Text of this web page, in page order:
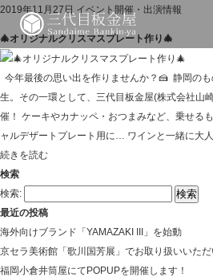
2019年11月27日 イベント開催・出演情報
🎄オリジナルクリスマスプレート作り🎄
今年最後の思い出を作りませんか？🍰 静岡の
生。その一環として、三代目板金屋(株式会社山
催！ ケーキやカナッペ・おつまみなど、乗せる
ャルデザートプレート用に… ワインと一緒に大
続きを読む
検索
検索:
最近の投稿
海外向けブランド「YAMAZAKI III」を始動
京セラ美術館「歌川国芳展」でお取り扱いいた
福岡小倉井筒屋にてPOPUPを開催します！